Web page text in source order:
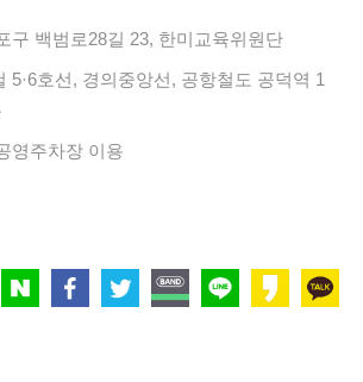
구 백범로28길 23, 한미교육위원단
5·6호선, 경의중앙선, 공항철도 공덕역 1
영주차장 이용